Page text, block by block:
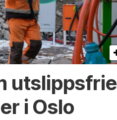
utslippsfrie
i Oslo